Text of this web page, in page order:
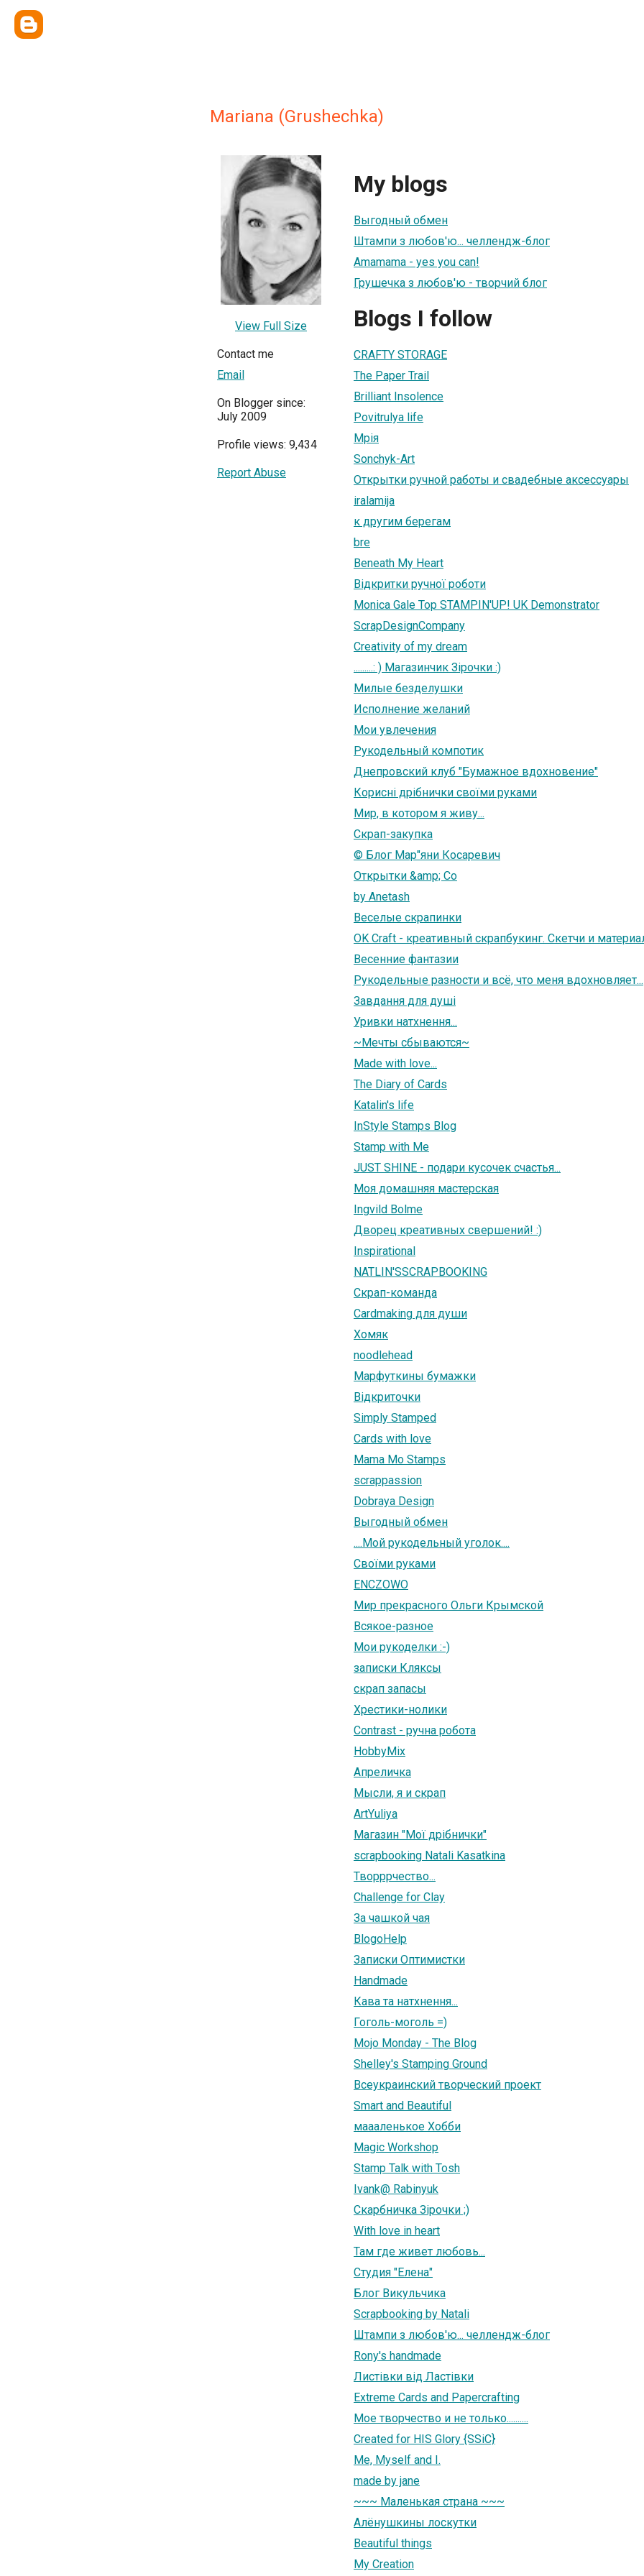
Mariana (Grushechka)
View Full Size
Contact me
Email
On Blogger since:
July 2009
Profile views: 9,434
Report Abuse
My blogs
Выгодный обмен
Штампи з любов'ю... челлендж-блог
Amamama - yes you can!
Грушечка з любов'ю - творчий блог
Blogs I follow
CRAFTY STORAGE
The Paper Trail
Brilliant Insolence
Povitrulya life
Мрія
Sonchyk-Art
Открытки ручной работы и свадебные аксессуары
iralamija
к другим берегам
bre
Beneath My Heart
Відкритки ручної роботи
Monica Gale Top STAMPIN'UP! UK Demonstrator
ScrapDesignCompany
Creativity of my dream
.........: ) Магазинчик Зірочки :)
Милые безделушки
Исполнение желаний
Мои увлечения
Рукодельный компотик
Днепровский клуб "Бумажное вдохновение"
Корисні дрібнички своїми руками
Мир, в котором я живу...
Скрап-закупка
© Блог Мар"яни Косаревич
Открытки &amp; Co
by Anetash
Веселые скрапинки
OK Craft - креативный скрапбукинг. Скетчи и
Весенние фантазии
Рукодельные разности и всё, что меня вдохновляет...
Завдання для душі
Уривки натхнення...
~Мечты сбываются~
Made with love...
The Diary of Cards
Katalin's life
InStyle Stamps Blog
Stamp with Me
JUST SHINE - подари кусочек счастья...
Моя домашняя мастерская
Ingvild Bolme
Дворец креативных свершений! :)
Inspirational
NATLIN'SSCRAPBOOKING
Скрап-команда
Cardmaking для души
Хомяк
noodlehead
Марфуткины бумажки
Відкриточки
Simply Stamped
Cards with love
Mama Mo Stamps
scrappassion
Dobraya Design
Выгодный обмен
....Мой рукодельный уголок....
Своїми руками
ENCZOWO
Мир прекрасного Ольги Крымской
Всякое-разное
Мои рукоделки :-)
записки Кляксы
скрап запасы
Хрестики-нолики
Contrast - ручна робота
HobbyMix
Апреличка
Мысли, я и скрап
ArtYuliya
Магазин "Мої дрібнички"
scrapbooking Natali Kasatkina
Творррчество...
Challenge for Clay
За чашкой чая
BlogoHelp
Записки Оптимистки
Handmade
Кава та натхнення...
Гоголь-моголь =)
Mojo Monday - The Blog
Shelley's Stamping Ground
Всеукраинский творческий проект
Smart and Beautiful
маааленькое Хобби
Magic Workshop
Stamp Talk with Tosh
Ivank@ Rabinyuk
Скарбничка Зірочки ;)
With love in heart
Там где живет любовь...
Студия "Елена"
Блог Викульчика
Scrapbooking by Natali
Штампи з любов'ю... челлендж-блог
Rony's handmade
Листівки від Ластівки
Extreme Cards and Papercrafting
Мое творчество и не только..........
Created for HIS Glory {SSiC}
Me, Myself and I.
made by jane
~~~ Маленькая страна ~~~
Алёнушкины лоскутки
Beautiful things
My Creation